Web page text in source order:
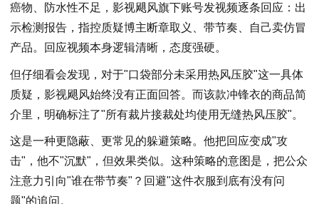
癌物、防水性不足，影视飓风旗下账号发视频逐条回应：出
示检测报告，指控质疑博主断章取义、带节奏、自己卖仿冒
产品。回应视频本身逻辑清晰，态度强硬。
但仔细看会发现，对于"口袋部分未采用热风压胶"这一具体
质疑，影视飓风始终没有正面回答。而该款冲锋衣的商品简
介里，明确标注了"所有裁片接裁处均使用无缝热风压胶"。
这是一种更隐蔽、更常见的躲避策略。他把回应变成"攻
击"，他不"沉默"，但效果类似。这种策略的意图是，把公众
注意力引向"谁在带节奏"？回避"这件衣服到底有没有问
题"的追问。